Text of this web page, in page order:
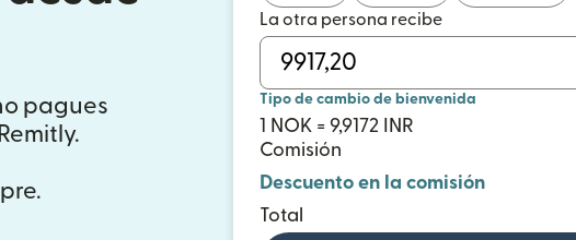
pagues
La otra persona recibe
Tipo de cambio de bienvenida
1 NOK = 9,9172 INR
Comisión
Descuento en la comisión
Total